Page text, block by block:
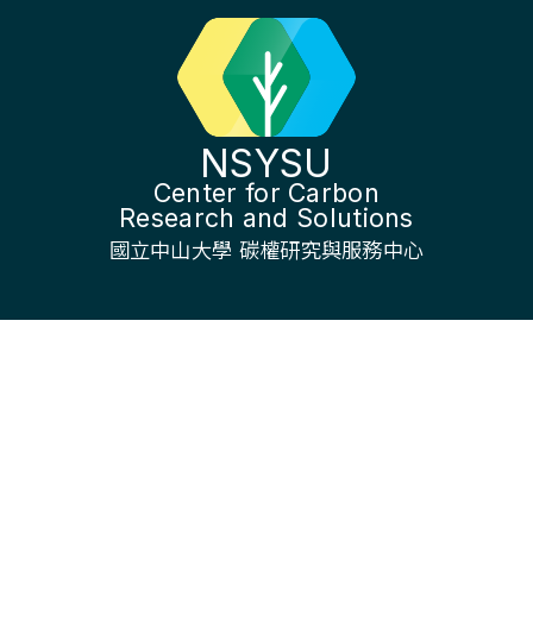
NSYSU
Center for Carbon
Research and Solutions
國立中山大學 碳權研究與服務中心